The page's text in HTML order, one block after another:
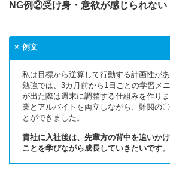
NG例②受け身・意欲が感じられない
例文
私は目標から逆算して行動する計画性が
勉強では、3カ月前から1日ごとの学習メ
が出た際は週末に調整する仕組みを作り
業とアルバイトを両立しながら、難関の
とができました。
貴社に入社後は、先輩方の背中を追いか
ことを学びながら成長していきたいです。